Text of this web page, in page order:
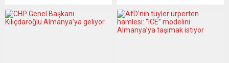
getirilmesinden yana. AB
dışişleri bakanlarının öneriyi
gibi yine cumhurbaşkanlığı
yarışına girecekler. Avrupa